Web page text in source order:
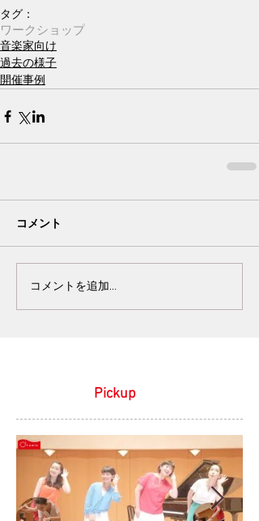
タグ：
ワークショップ
音楽家向け
過去の様子
開催事例
コメント
コメントを追加…
Pickup